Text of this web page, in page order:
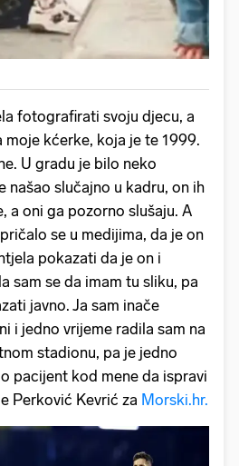
fotografirati svoju djecu, a
kćerke, koja je te 1999.
U gradu je bilo neko
našao slučajno u kadru, on ih
a oni ga pozorno slušaju. A
se u medijima, da je on
pokazati da je on i
sam se da imam tu sliku, pa
javno. Ja sam inače
i jedno vrijeme radila sam na
stadionu, pa je jedno
pacijent kod mene da ispravi
Perković Kevrić za Morski.hr.